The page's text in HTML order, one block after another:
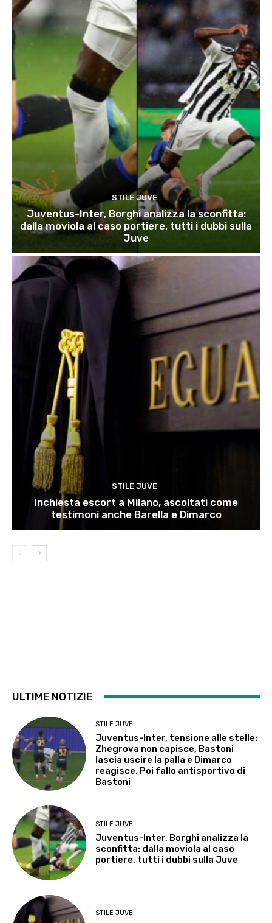
STILE JUVE
Juventus-Inter, Borghi analizza la sconfitta:
dalla moviola al caso portiere, tutti i dubbi sulla
Juve
STILE JUVE
Inchiesta escort a Milano, ascoltati come
testimoni anche Barella e Dimarco
ULTIME NOTIZIE
STILE JUVE
Juventus-Inter, tensione alle stelle:
Zhegrova non capisce, Bastoni
lascia uscire la palla e Dimarco
reagisce. Poi fallo antisportivo di
Bastoni
STILE JUVE
Juventus-Inter, Borghi analizza la
sconfitta: dalla moviola al caso
portiere, tutti i dubbi sulla Juve
STILE JUVE